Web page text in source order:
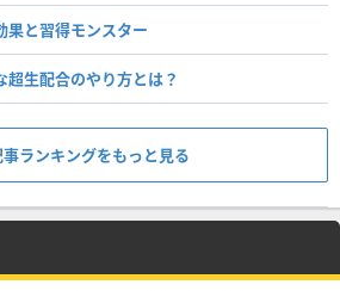
果と習得モンスター
超生配合のやり方とは？
事ランキングをもっと見る